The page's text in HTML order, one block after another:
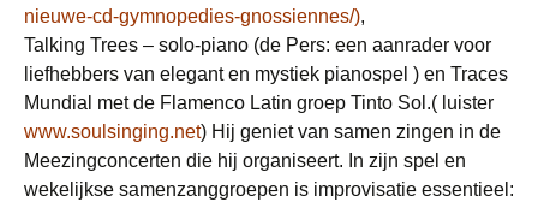
nieuwe-cd-gymnopedies-gnossiennes/),
Talking Trees – solo-piano (de Pers: een aanrader voor
liefhebbers van elegant en mystiek pianospel ) en Traces
Mundial met de Flamenco Latin groep Tinto Sol.( luister
www.soulsinging.net) Hij geniet van samen zingen in de
Meezingconcerten die hij organiseert. In zijn spel en
wekelijkse samenzanggroepen is improvisatie essentieel: